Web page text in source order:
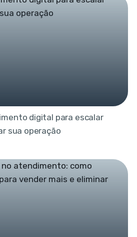
digital para escalar
sua operação